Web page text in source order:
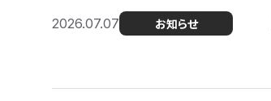
2026.07.07 お知らせ